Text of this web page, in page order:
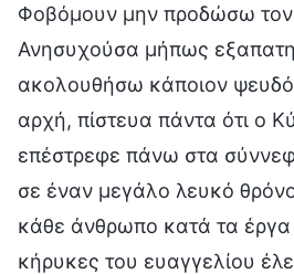
Φοβόμουν μην προδώσω τον
Ανησυχούσα μήπως
ακολουθήσω κάποιον
αρχή, πίστευα πάντα ότι ο
επέστρεφε πάνω στα
σε έναν μεγάλο λευκό
κάθε άνθρωπο κατά τα έργα
κήρυκες του ευαγγελίου